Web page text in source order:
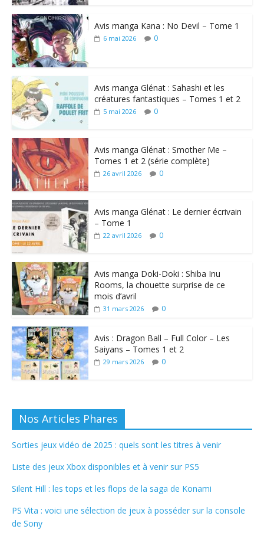
Avis manga Kana : No Devil – Tome 1
6 mai 2026 0
Avis manga Glénat : Sahashi et les
créatures fantastiques – Tomes 1 et 2
5 mai 2026 0
Avis manga Glénat : Smother Me –
Tomes 1 et 2 (série complète)
26 avril 2026 0
Avis manga Glénat : Le dernier écrivain
– Tome 1
22 avril 2026 0
Avis manga Doki-Doki : Shiba Inu
Rooms, la chouette surprise de ce
mois d’avril
31 mars 2026 0
Avis : Dragon Ball – Full Color – Les
Saiyans – Tomes 1 et 2
29 mars 2026 0
Nos Articles Phares
Sorties jeux vidéo de 2025 : quels sont les titres à venir
Liste des jeux Xbox disponibles et à venir sur PS5
Silent Hill : les tops et les flops de la saga de Konami
PS Vita : voici une sélection de jeux à posséder sur la console
de Sony